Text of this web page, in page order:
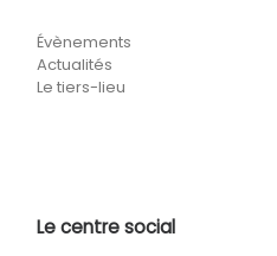
Évènements
Actualités
Le tiers-lieu
Le centre social